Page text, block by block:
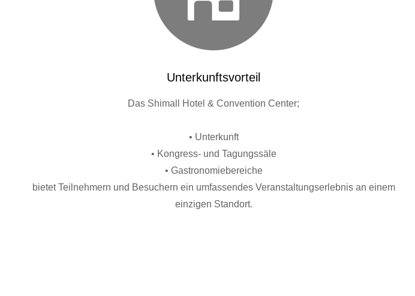
Unterkunftsvorteil
Das Shimall Hotel & Convention Center;
• Unterkunft
• Kongress- und Tagungssäle
• Gastronomiebereiche
bietet Teilnehmern und Besuchern ein umfassendes Veranstaltungserlebnis an einem
einzigen Standort.